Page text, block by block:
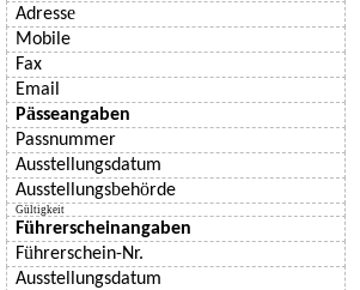
Adresse
Mobile
Fax
Email
Pässeangaben
Passnummer
Ausstellungsdatum
Ausstellungsbehörde
Gültigkeit
Fü hrerscheinangaben
Führerschein-Nr.
Ausstellungsdatum